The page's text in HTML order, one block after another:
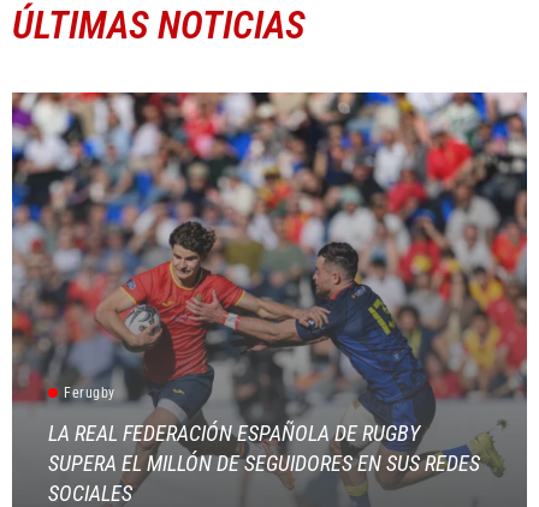
ÚLTIMAS NOTICIAS
Ferugby
LA REAL FEDERACIÓN ESPAÑOLA DE RUGBY
SUPERA EL MILLÓN DE SEGUIDORES EN SUS REDES
SOCIALES